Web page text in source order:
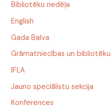
Bibliotēku nedēļa
English
Gada Balva
Grāmatniecības un
IFLA
Jauno speciālistu sekcija
Konferences